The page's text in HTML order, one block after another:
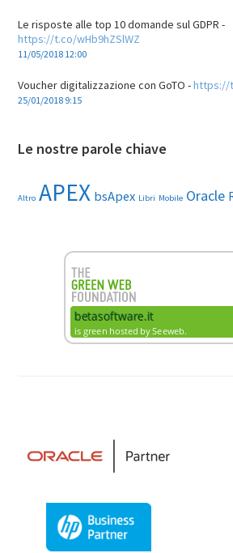
Le risposte alle top 10 domande sul GDPR -
https://t.co/wHb9hZSlWZ
11/05/2018 12:00
Voucher digitalizzazione con GoTO -https://
25/01/2018 9:15
Le nostre parole chiave
Altro APEX bsApex Libri Mobile Oracle